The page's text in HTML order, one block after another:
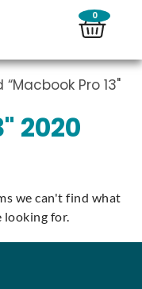
0
Pro 13"
2020
we can't find what
looking for.